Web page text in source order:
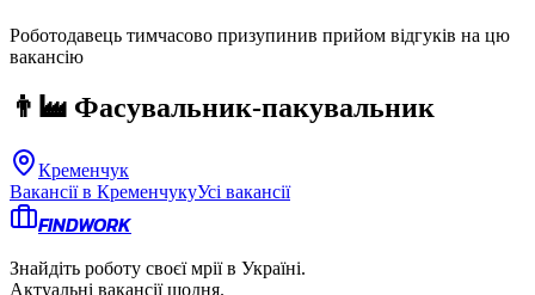
Роботодавець тимчасово призупинив прийом відгуків на цю
вакансію
👨‍🏭 Фасувальник-пакувальник
Кременчук
Вакансії в КременчукуУсі вакансії
FINDWORK
Знайдіть роботу своєї мрії в Україні.
Актуальні вакансії щодня.